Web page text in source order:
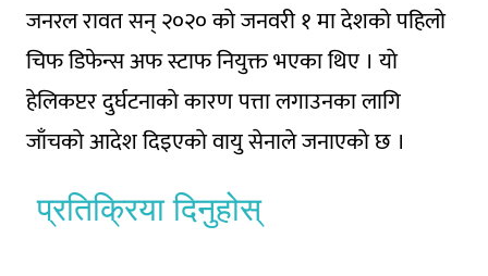
जनरल रावत सन् २०२० काे जनवरी १ मा देशकाे पहिलाे
चिफ डिफेन्स अफ स्टाफ नियुक्त भएका थिए । याे
हेलिकप्टर दुर्घटनाकाे कारण पत्ता लगाउनका लागि
जाँचकाे आदेश दिइएकाे वायु सेनाले जनाएकाे छ ।
प्रतिक्रिया दिनुहोस्